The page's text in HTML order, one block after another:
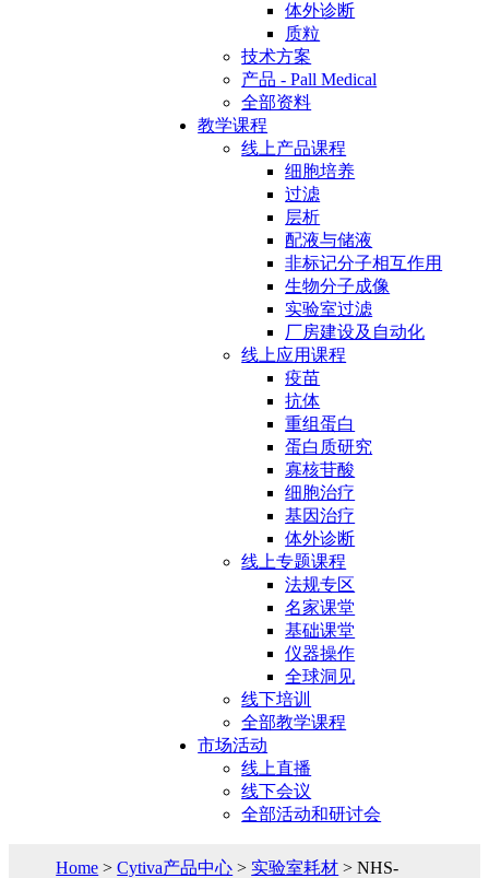
体外诊断
质粒
技术方案
产品 - Pall Medical
全部资料
教学课程
线上产品课程
细胞培养
过滤
层析
配液与储液
非标记分子相互作用
生物分子成像
实验室过滤
厂房建设及自动化
线上应用课程
疫苗
抗体
重组蛋白
蛋白质研究
寡核苷酸
细胞治疗
基因治疗
体外诊断
线上专题课程
法规专区
名家课堂
基础课堂
仪器操作
全球洞见
线下培训
全部教学课程
市场活动
线上直播
线下会议
全部活动和研讨会
Home >Cytiva产品中心 > 实验室耗材 > NHS-